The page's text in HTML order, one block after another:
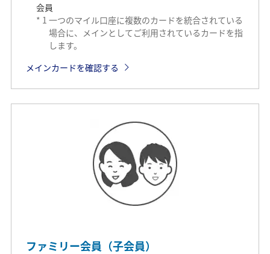
会員
* 1 一つのマイル口座に複数のカードを統合されている
場合に、メインとしてご利用されているカードを指
します。
メインカードを確認する
ファミリー会員（子会員）